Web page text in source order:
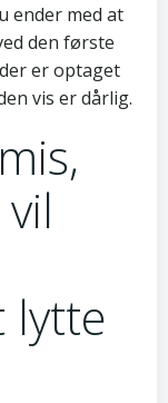
ender med at
den første
er optaget
vis er dårlig.
lytte